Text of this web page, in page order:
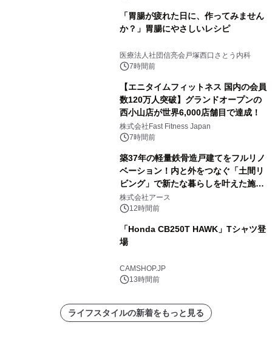
「胃腸が疲れた日に、作ってみません
か？」胃腸にやさしいレシピ
医療法人社団信亮会戸塚西口さとう内科
7時間前
【エニタイムフィットネス 国内の会員
数120万人突破】グランドオープンの
西小山店が世界6,000店舗目で達成！
株式会社Fast Fitness Japan
7時間前
築37年の軽量鉄骨造戸建てをフルリノ
ベーション！内と外をつなぐ「土間リ
ビング」で新たな暮らしを叶えた施工
事例を株式会社アースが公開
株式会社アース
12時間前
「Honda CB250T HAWK」Tシャツ登
場
CAMSHOP.JP
13時間前
ライフスタイルの新着をもっと見る